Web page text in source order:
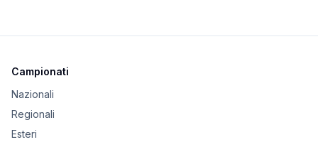
Campionati
Nazionali
Regionali
Esteri